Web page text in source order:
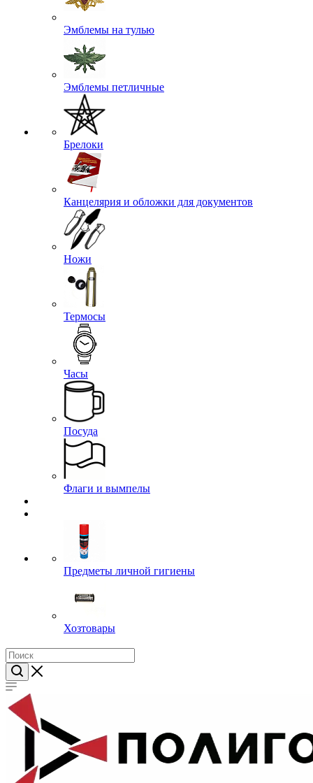
Эмблемы на тулью
Эмблемы петличные
Брелоки
Канцелярия и обложки для документов
Ножи
Термосы
Часы
Посуда
Флаги и вымпелы
Предметы личной гигиены
Хозтовары